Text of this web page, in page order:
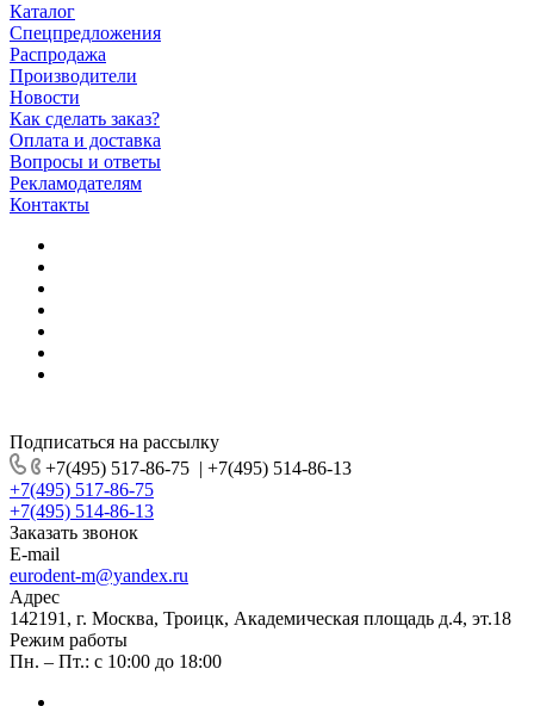
Каталог
Спецпредложения
Распродажа
Производители
Новости
Как сделать заказ?
Оплата и доставка
Вопросы и ответы
Рекламодателям
Контакты
Подписаться на рассылку
+7(495) 517-86-75 | +7(495) 514-86-13
+7(495) 517-86-75
+7(495) 514-86-13
Заказать звонок
E-mail
eurodent-m@yandex.ru
Адрес
142191, г. Москва, Троицк, Академическая площадь д.4, эт.18
Режим работы
Пн. – Пт.: с 10:00 до 18:00